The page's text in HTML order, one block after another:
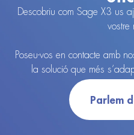
Descobriu com Sage X3 us
vostre
Poseu-vos en contacte amb
la solució que més
Parlem